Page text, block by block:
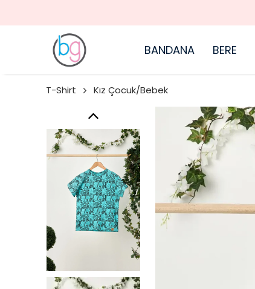
BANDANA BERE
T-Shirt Kız Çocuk/Bebek